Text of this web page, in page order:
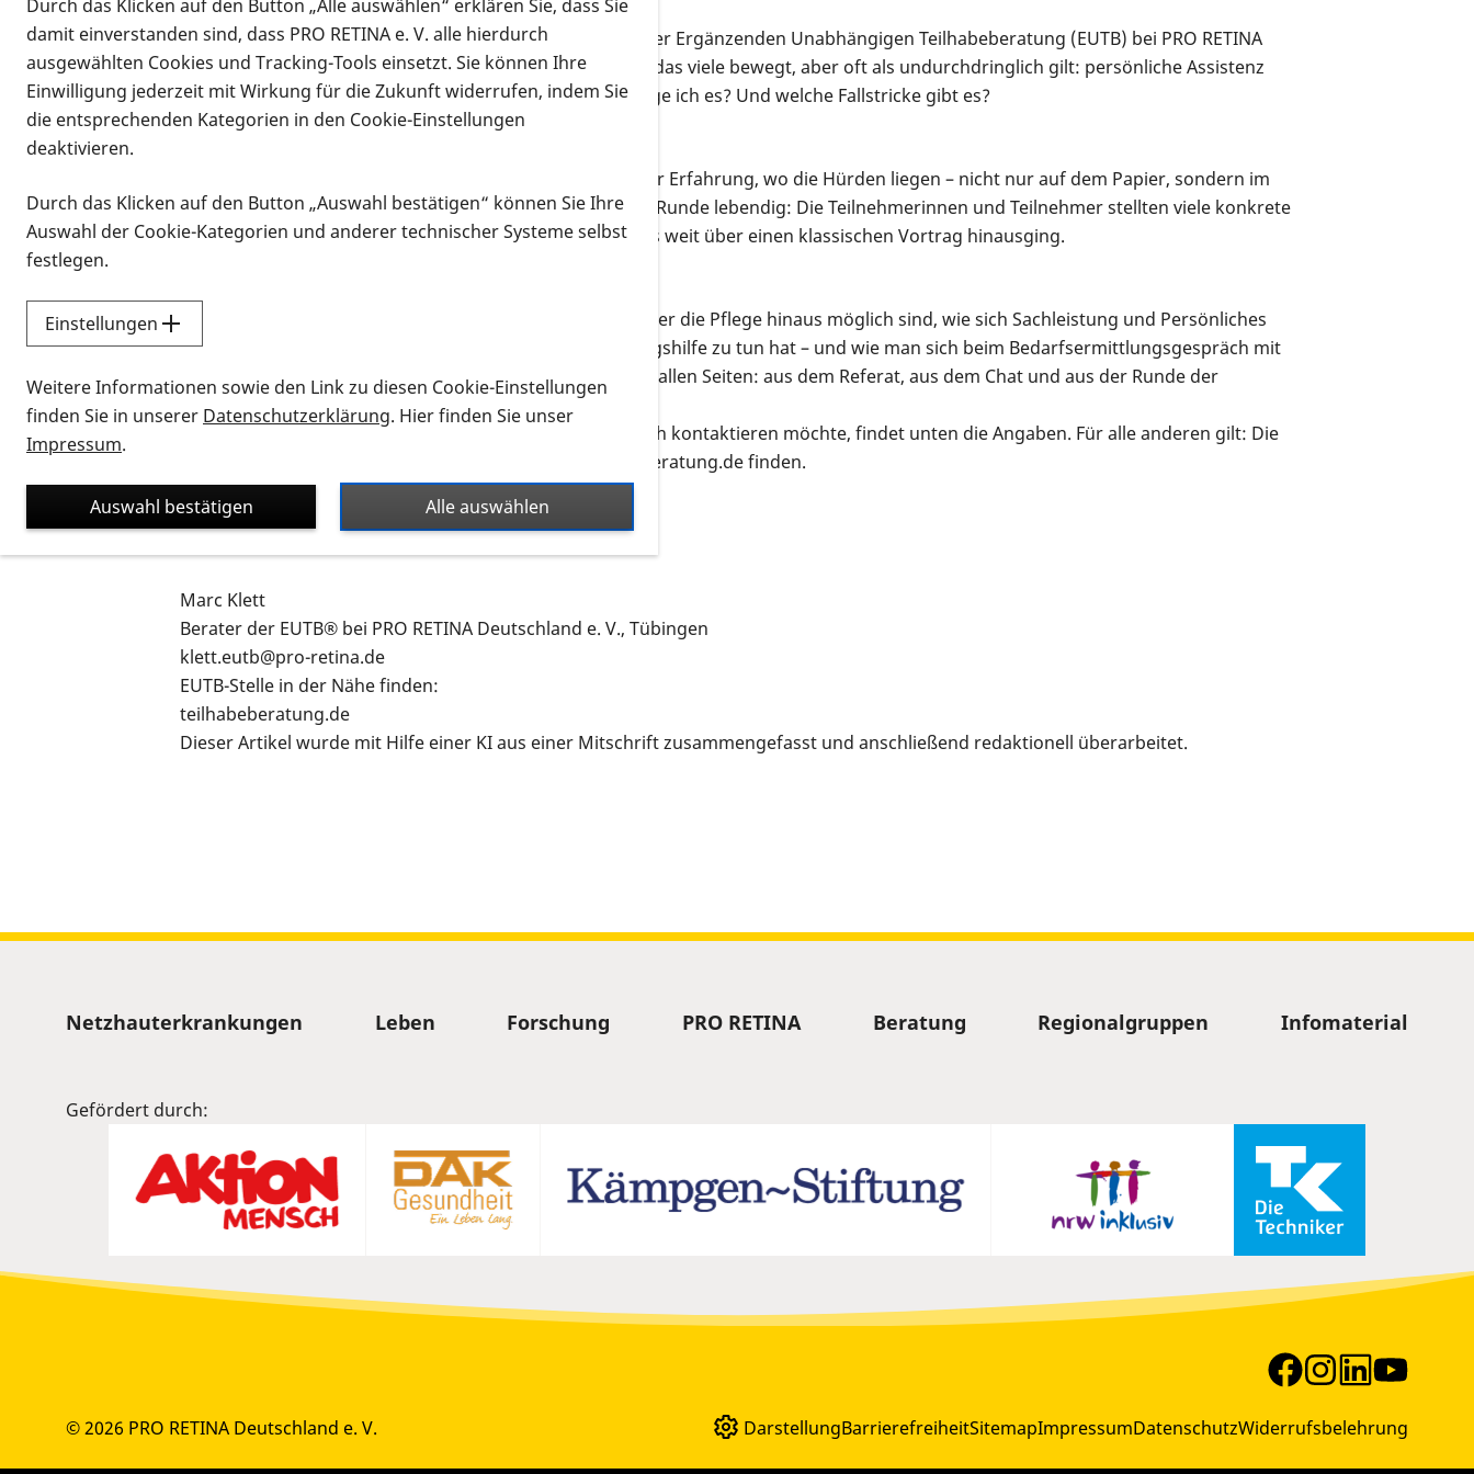
Vorlesen
Beim jüngsten Treffen war Marc Klett zu Gast – Berater der Ergänzenden Unabhängigen Teilhabeberatung (EUTB) bei PRO RETINA
Deutschland e. V. in Tübingen. Er brachte ein Thema mit, das viele bewegt, aber oft als undurchdringlich gilt: persönliche Assistenz
und Persönliches Budget. Was steht mir zu? Wie beantrage ich es? Und welche Fallstricke gibt es?
Marc Klett ist selbst betroffen und weiß daher aus eigener Erfahrung, wo die Hürden liegen – nicht nur auf dem Papier, sondern im
Umgang mit Ämtern und Kostenträgern. Das machte die Runde lebendig: Die Teilnehmerinnen und Teilnehmer stellten viele konkrete
Fragen, und es entwickelte sich ein offenes Gespräch, das weit über einen klassischen Vortrag hinausging.
Besprochen wurde unter anderem, welche Leistungen über die Pflege hinaus möglich sind, wie sich Sachleistung und Persönliches
Budget unterscheiden, was Blindengeld mit Eingliederungshilfe zu tun hat – und wie man sich beim Bedarfsermittlungsgespräch mit
dem Amt gut aufstellt. Praktische Tipps kamen dabei von allen Seiten: aus dem Referat, aus dem Chat und aus der Runde der
Teilnehmenden.
Wer die EUTB bei PRO RETINA Deutschland e. V. persönlich kontaktieren möchte, findet unten die Angaben. Für alle anderen gilt: Die
nächste EUTB-Stelle in der Nähe lässt sich über teilhabeberatung.de finden.
Marc Klett
Berater der EUTB® bei PRO RETINA Deutschland e. V., Tübingen
klett.eutb@pro-retina.de
EUTB-Stelle in der Nähe finden:
teilhabeberatung.de
Dieser Artikel wurde mit Hilfe einer KI aus einer Mitschrift zusammengefasst und anschließend redaktionell überarbeitet.
Sitemap
Netzhauterkrankungen Leben Forschung PRO RETINA Beratung Regionalgruppen Infomaterial
Gefördert durch:
© 2026 PRO RETINA Deutschland e. V. DarstellungBarrierefreiheitSitemapImpressumDatenschutzWiderrufsbelehrung
Durch das Klicken auf den Button „Alle auswählen“ erklären Sie, dass Sie
damit einverstanden sind, dass PRO RETINA e. V. alle hierdurch
ausgewählten Cookies und Tracking-Tools einsetzt. Sie können Ihre
Einwilligung jederzeit mit Wirkung für die Zukunft widerrufen, indem Sie
die entsprechenden Kategorien in den Cookie-Einstellungen
deaktivieren.
Durch das Klicken auf den Button „Auswahl bestätigen“ können Sie Ihre
Auswahl der Cookie-Kategorien und anderer technischer Systeme selbst
festlegen.
Einstellungen
Weitere Informationen sowie den Link zu diesen Cookie-Einstellungen
finden Sie in unserer Datenschutzerklärung. Hier finden Sie unser
Impressum.
Alle auswählen
Auswahl bestätigen